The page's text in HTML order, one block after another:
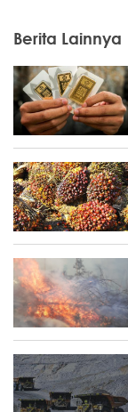
Berita Lainnya